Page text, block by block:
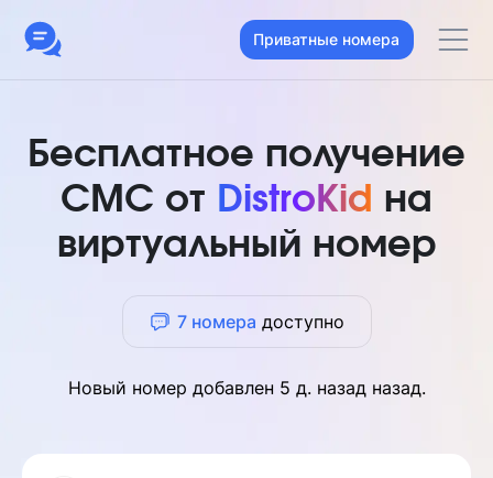
Приватные номера
Бесплатное получение
СМС от DistroKid на
виртуальный номер
7 номера доступно
Новый номер добавлен 5 д. назадназад.